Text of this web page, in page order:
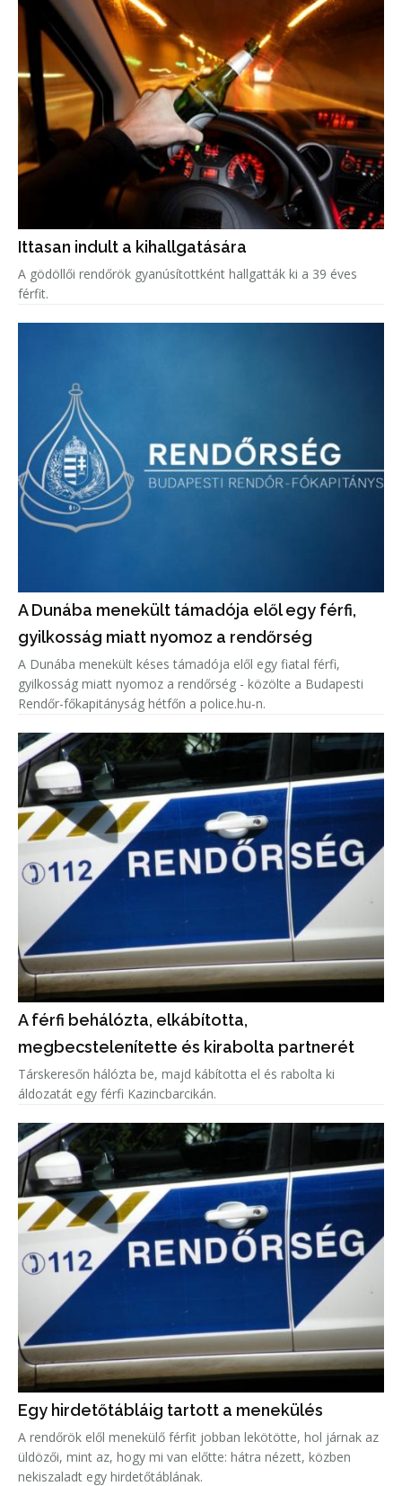
Ittasan indult a kihallgatására
A gödöllői rendőrök gyanúsítottként hallgatták ki a 39 éves
férfit.
A Dunába menekült támadója elől egy férfi,
gyilkosság miatt nyomoz a rendőrség
A Dunába menekült késes támadója elől egy fiatal férfi,
gyilkosság miatt nyomoz a rendőrség - közölte a Budapesti
Rendőr-főkapitányság hétfőn a police.hu-n.
A férfi behálózta, elkábította,
megbecstelenítette és kirabolta partnerét
Társkeresőn hálózta be, majd kábította el és rabolta ki
áldozatát egy férfi Kazincbarcikán.
Egy hirdetőtábláig tartott a menekülés
A rendőrök elől menekülő férfit jobban lekötötte, hol járnak az
üldözői, mint az, hogy mi van előtte: hátra nézett, közben
nekiszaladt egy hirdetőtáblának.